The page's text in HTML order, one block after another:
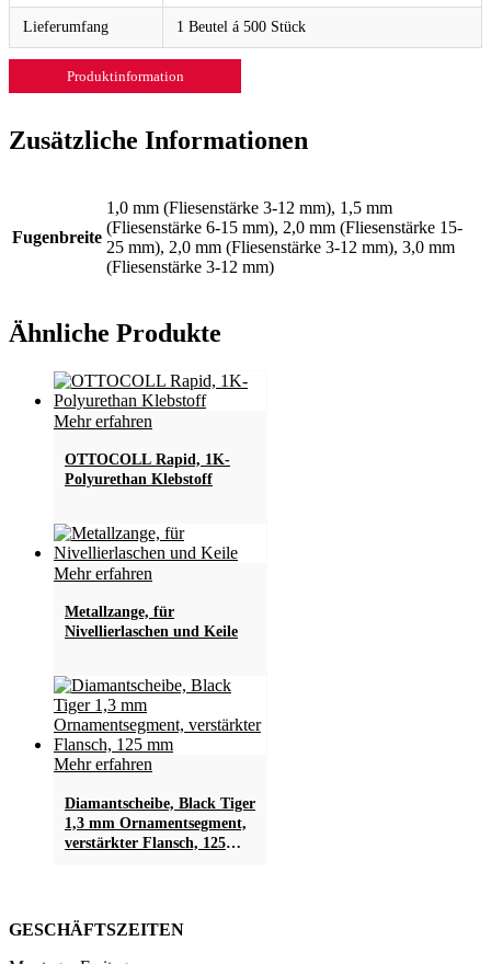
Lieferumfang 1 Beutel á 500 Stück
Produktinformation
Zusätzliche Informationen
Fugenbreite
1,0 mm (Fliesenstärke 3-12 mm), 1,5 mm
(Fliesenstärke 6-15 mm), 2,0 mm (Fliesenstärke 15-
25 mm), 2,0 mm (Fliesenstärke 3-12 mm), 3,0 mm
(Fliesenstärke 3-12 mm)
Ähnliche Produkte
Mehr erfahren
OTTOCOLL Rapid, 1K-
Polyurethan Klebstoff
Mehr erfahren
Metallzange, für
Nivellierlaschen und Keile
Mehr erfahren
Diamantscheibe, Black Tiger
1,3 mm Ornamentsegment,
verstärkter Flansch, 125
GESCHÄFTSZEITEN